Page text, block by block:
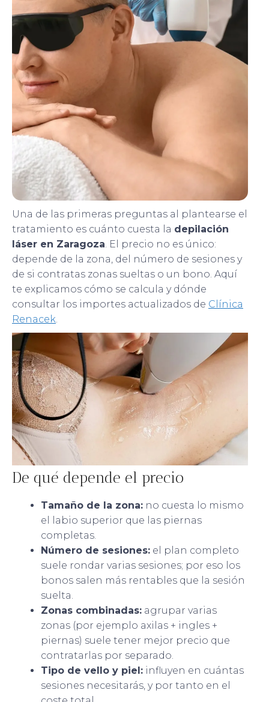
Una de las primeras preguntas al plantearse el
tratamiento es cuánto cuesta la depilación
láser en Zaragoza . El precio no es único:
depende de la zona, del número de sesiones y
de si contratas zonas sueltas o un bono. Aquí
te explicamos cómo se calcula y dónde
consultar los importes actualizados de Clínica
Renacek
De qué depende el precio
Tamaño de la zona: no cuesta lo mismo
el labio superior que las piernas
completas.
Número de sesiones: el plan completo
suele rondar varias sesiones; por eso los
bonos salen más rentables que la sesión
suelta.
Zonas combinadas: agrupar varias
zonas (por ejemplo axilas + ingles +
piernas) suele tener mejor precio que
contratarlas por separado.
Tipo de vello y piel: influyen en cuántas
sesiones necesitarás, y por tanto en el